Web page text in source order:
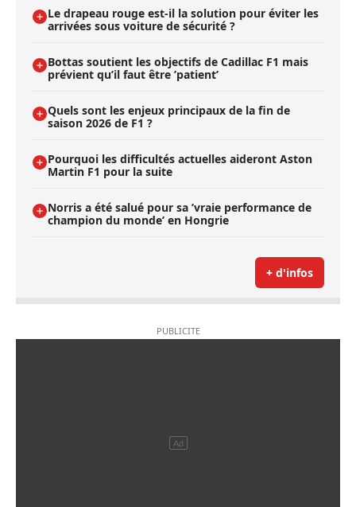
Le drapeau rouge est-il la solution pour éviter les
arrivées sous voiture de sécurité ?
Bottas soutient les objectifs de Cadillac F1 mais
prévient qu’il faut être ’patient’
Quels sont les enjeux principaux de la fin de
saison 2026 de F1 ?
Pourquoi les difficultés actuelles aideront Aston
Martin F1 pour la suite
Norris a été salué pour sa ’vraie performance de
champion du monde’ en Hongrie
+ d'infos